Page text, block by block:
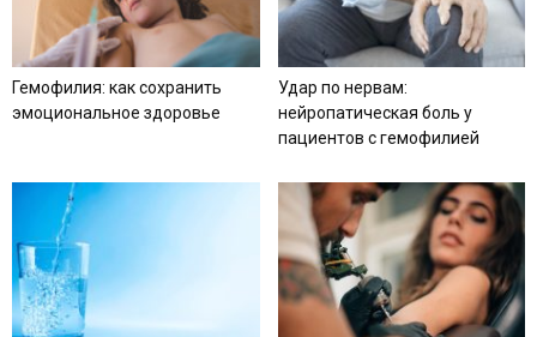
Гемофилия: как сохранить
эмоциональное здоровье
Удар по нервам:
нейропатическая боль у
пациентов с гемофилией